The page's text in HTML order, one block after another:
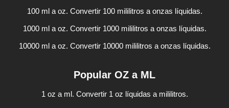
100 ml a oz. Convertir 100 mililitros a onzas líquidas.
1000 ml a oz. Convertir 1000 mililitros a onzas líquidas.
10000 ml a oz. Convertir 10000 mililitros a onzas líquidas.
Popular OZ a ML
1 oz a ml. Convertir 1 oz líquidas a mililitros.